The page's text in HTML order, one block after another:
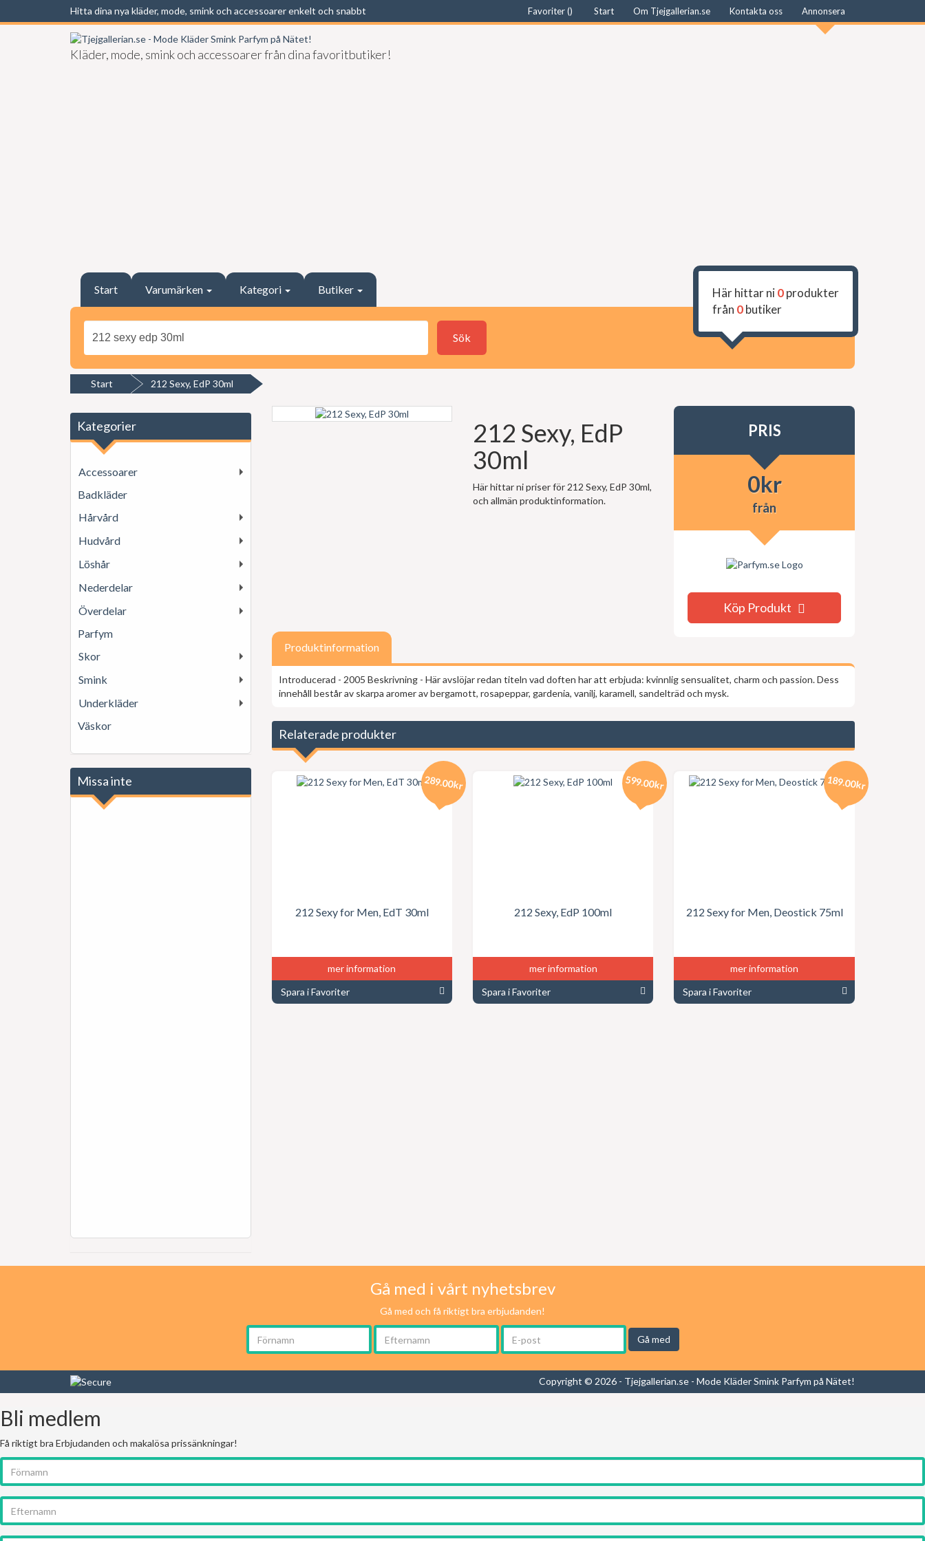
Hitta dina nya kläder, mode, smink och accessoarer enkelt och snabbt Favoriter () Start Om Tjejgallerian.se Kontakta oss Annonsera
Kläder, mode, smink och accessoarer från dina favoritbutiker!
Start Varumärken Kategori Butiker
Sök
Här hittar ni0produkter
från 0butiker
Start 212 Sexy, EdP 30ml
Kategorier
Accessoarer
Badkläder
Hårvård
Hudvård
Löshår
Nederdelar
Överdelar
Parfym
Skor
Smink
Underkläder
Väskor
Missa inte
212 Sexy, EdP
30ml
Här hittar ni priser för 212 Sexy, EdP 30ml,
och allmän produktinformation.
PRIS
0kr
från
Köp Produkt
Produktinformation
Introducerad - 2005 Beskrivning - Här avslöjar redan titeln vad doften har att erbjuda: kvinnlig sensualitet, charm och passion. Dess
innehåll består av skarpa aromer av bergamott, rosapeppar, gardenia, vanilj, karamell, sandelträd och mysk.
Relaterade produkter
212 Sexy for Men, EdT 30ml
289.00kr
mer information
Spara i Favoriter
212 Sexy, EdP 100ml
599.00kr
mer information
Spara i Favoriter
212 Sexy for Men, Deostick 75ml
189.00kr
mer information
Spara i Favoriter
Gå med i vårt nyhetsbrev
Gå med och få riktigt bra erbjudanden!
Gå med
Copyright © 2026 - Tjejgallerian.se - Mode Kläder Smink Parfym på Nätet!
Bli medlem
Få riktigt bra Erbjudanden och makalösa prissänkningar!